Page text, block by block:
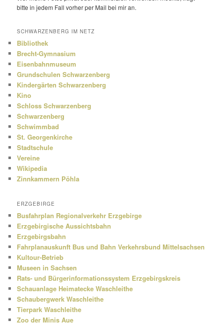
bitte in jedem Fall vorher per Mail bei mir an.
SCHWARZENBERG IM NETZ
Bibliothek
Brecht-Gymnasium
Eisenbahnmuseum
Grundschulen Schwarzenberg
Kindergärten Schwarzenberg
Kino
Schloss Schwarzenberg
Schwarzenberg
Schwimmbad
St. Georgenkirche
Stadtschule
Vereine
Wikipedia
Zinnkammern Pöhla
ERZGEBIRGE
Busfahrplan Regionalverkehr Erzgebirge
Erzgebirgische Aussichtsbahn
Erzgebirgsbahn
Fahrplanauskunft Bus und Bahn Verkehrsbund Mittelsachsen
Kultour-Betrieb
Museen in Sachsen
Rats- und Bürgerinformationssystem Erzgebirgskreis
Schauanlage Heimatecke Waschleithe
Schaubergwerk Waschleithe
Tierpark Waschleithe
Zoo der Minis Aue